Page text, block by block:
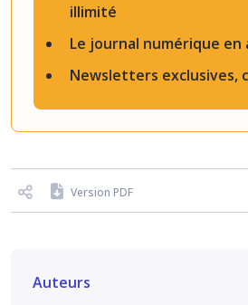
illimité
Le journal numérique
Newsletters exclusives,
Version PDF
Auteurs